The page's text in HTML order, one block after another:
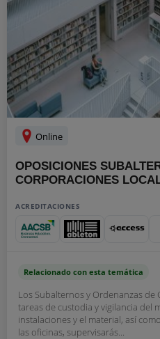
Online
OPOSICIONES
CORPORACIONES
ACREDITACIONES
Relacionado con esta temática
Los Subalternos y Ordenanzas
tareas de custodia y vigilancia del
instalaciones y el material, así
las oficinas, supervisarás...